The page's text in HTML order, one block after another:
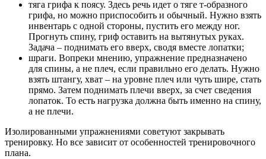
тяга грифа к поясу. Здесь речь идет о тяге т-образного
грифа, но можно приспособить и обычный. Нужно взять
инвентарь с одной стороны, пустить его между ног.
Прогнуть спину, гриф оставить на вытянутых руках.
Задача – поднимать его вверх, сводя вместе лопатки;
шраги. Вопреки мнению, упражнение предназначено
для спины, а не плеч, если правильно его делать. Нужно
взять штангу, хват – на уровне плеч или чуть шире, стать
прямо. Затем поднимать плечи вверх, за счет сведения
лопаток. То есть нагрузка должна быть именно на спину,
а не плечи.
Изолированными упражнениями советуют закрывать
тренировку. Но все зависит от особенностей тренировочного
плана.